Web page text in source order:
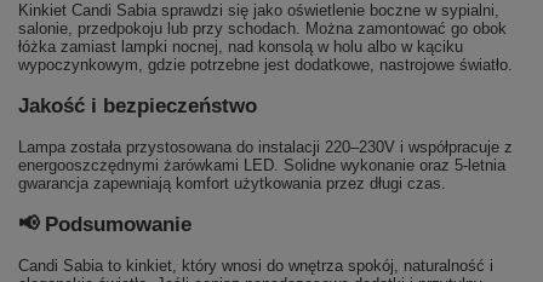
Kinkiet Candi Sabia sprawdzi się jako oświetlenie boczne w sypialni,
salonie, przedpokoju lub przy schodach. Można zamontować go obok
łóżka zamiast lampki nocnej, nad konsolą w holu albo w kąciku
wypoczynkowym, gdzie potrzebne jest dodatkowe, nastrojowe światło.
Jakość i bezpieczeństwo
Lampa została przystosowana do instalacji 220–230V i współpracuje z
energooszczędnymi żarówkami LED. Solidne wykonanie oraz 5-letnia
gwarancja zapewniają komfort użytkowania przez długi czas.
📢 Podsumowanie
Candi Sabia to kinkiet, który wnosi do wnętrza spokój, naturalność i